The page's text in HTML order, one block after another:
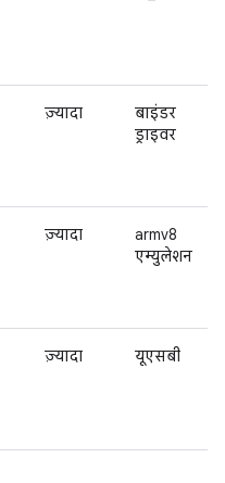
ज़्यादा
बाइंडर
ड्राइवर
ज़्यादा
armv8
एम्युलेशन
ज़्यादा यूएसबी